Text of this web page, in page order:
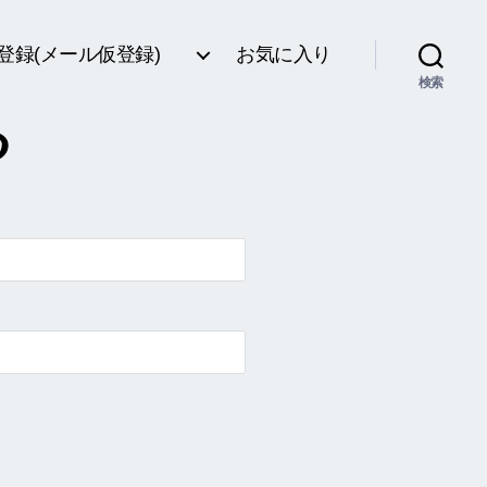
録(メール仮登録) お気に入り
検索